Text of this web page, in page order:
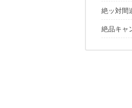
こん
絶ッ対間
コン
クリ
絶品キャ
道具